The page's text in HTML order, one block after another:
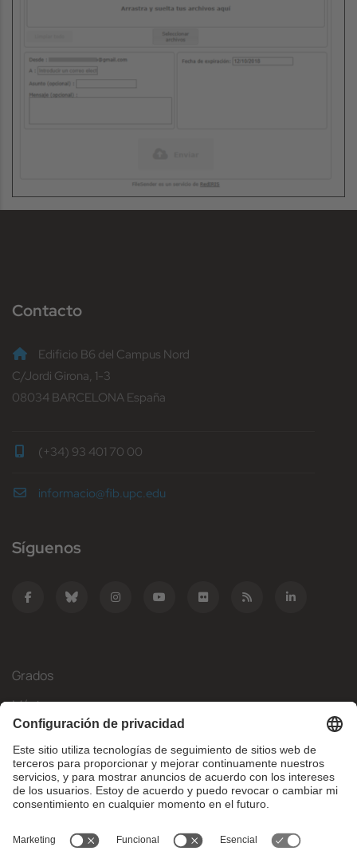
Contacto
Edificio B6 del Campus Nord
C/Jordi Girona, 1-3
08034 BARCELONA España
(+34) 93 401 70 00
informacio@fib.upc.edu
Síguenos
Grados
Másteres
Movilidad Internacional
Investigación
Empresa